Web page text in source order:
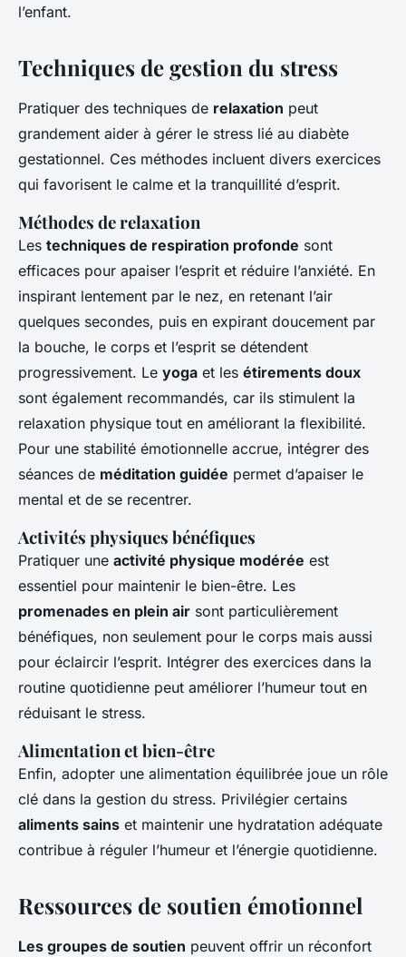
l’enfant.
Techniques de gestion du stress
Pratiquer des techniques de relaxation peut
grandement aider à gérer le stress lié au diabète
gestationnel. Ces méthodes incluent divers exercices
qui favorisent le calme et la tranquillité d’esprit.
Méthodes de relaxation
Les techniques de respiration profonde sont
efficaces pour apaiser l’esprit et réduire l’anxiété. En
inspirant lentement par le nez, en retenant l’air
quelques secondes, puis en expirant doucement par
la bouche, le corps et l’esprit se détendent
progressivement. Le yoga et les étirements doux
sont également recommandés, car ils stimulent la
relaxation physique tout en améliorant la flexibilité.
Pour une stabilité émotionnelle accrue, intégrer des
séances de méditation guidée permet d’apaiser le
mental et de se recentrer.
Activités physiques bénéfiques
Pratiquer une activité physique modérée est
essentiel pour maintenir le bien-être. Les
promenades en plein air sont particulièrement
bénéfiques, non seulement pour le corps mais aussi
pour éclaircir l’esprit. Intégrer des exercices dans la
routine quotidienne peut améliorer l’humeur tout en
réduisant le stress.
Alimentation et bien-être
Enfin, adopter une alimentation équilibrée joue un rôle
clé dans la gestion du stress. Privilégier certains
aliments sains et maintenir une hydratation adéquate
contribue à réguler l’humeur et l’énergie quotidienne.
Ressources de soutien émotionnel
Les groupes de soutien peuvent offrir un réconfort